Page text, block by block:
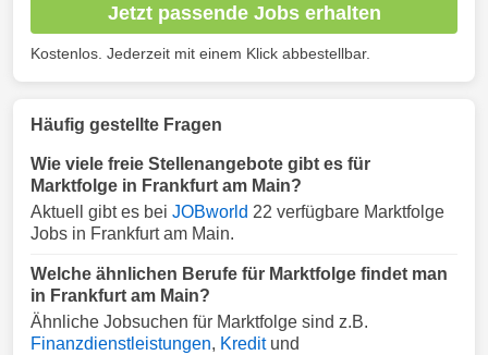
Jetzt passende Jobs erhalten
Kostenlos. Jederzeit mit einem Klick abbestellbar.
Häufig gestellte Fragen
Wie viele freie Stellenangebote gibt es für
Marktfolge in Frankfurt am Main?
Aktuell gibt es bei JOBworld 22 verfügbare Marktfolge
Jobs in Frankfurt am Main.
Welche ähnlichen Berufe für Marktfolge findet man
in Frankfurt am Main?
Ähnliche Jobsuchen für Marktfolge sind z.B.
Finanzdienstleistungen, Kreditund